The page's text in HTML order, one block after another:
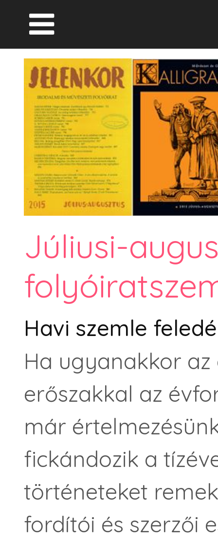
Júliusi-
Havi szemle
Ha ugyanakkor
erőszakkal az
már
fickándozik a
történeteket
fordítói és szerzői